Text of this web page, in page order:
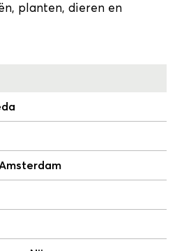
planten, dieren en